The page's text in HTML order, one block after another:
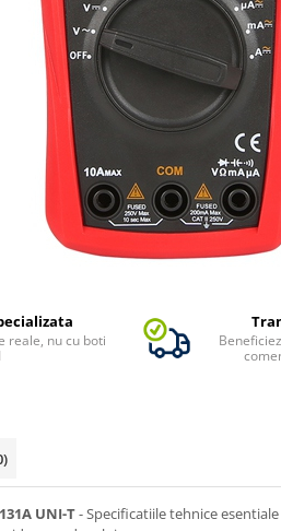
reale, nu cu boti
UNI-T- Specificatiile tehnice